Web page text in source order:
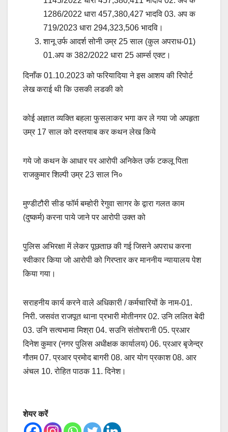
1286/2022 धारा 457,380,427 भादवि 03. अप क
719/2023 धारा 294,323,506 भादवि।
शानू उर्फ आदर्श सोनी उम्र 25 साल (कुल अपराध-01)
01.अप क 382/2022 धारा 25 आर्म्स एक्ट।
दिनाँक 01.10.2023 को फरियादिया ने इस आशय की रिपोर्ट
लेख कराई थी कि उसकी लडकी को
कोई अज्ञात व्यक्ति बहला फुसलाकर भगा कर ले गया जो अपहृता
उम्र 17 साल को दस्तयाब कर कथन लेख किये
गये जो कथन के आधार पर आरोपी अनिकेत उर्फ टकलू पिता
राजकुमार शिल्पी उम्र 23 साल नि०
मुण्डीटौरी सीड फॉर्म बम्होरी रेगुवा सागर के द्वारा गलत काम
(दुष्कर्म) करना पाये जाने पर आरोपी उक्त को
पुलिस अभिरक्षा में लेकर पूछताछ की गई जिसने अपराध करना
स्वीकार किया जो आरोपी को गिरप्तार कर माननीय न्यायालय पेश
किया गया।
सराहनीय कार्य करने वाले अधिकारी / कर्मचारियों के नाम-01.
निरी. जसवंत राजपूत थाना प्रभारी मोतीनगर 02. उनि ललित बेदी
03. उनि सत्यभामा मिश्रा 04. सउनि संतोषरानी 05. प्रआर
दिनेश कुमार (नगर पुलिस अधीक्षक कार्यालय) 06. प्रआर बृजेन्द्र
गौतम 07. प्रआर प्रमोद बागरी 08. आर योग प्रकाश 08. आर
अंचल 10. रोहित पाठक 11. दिनेश।
शेयर करें